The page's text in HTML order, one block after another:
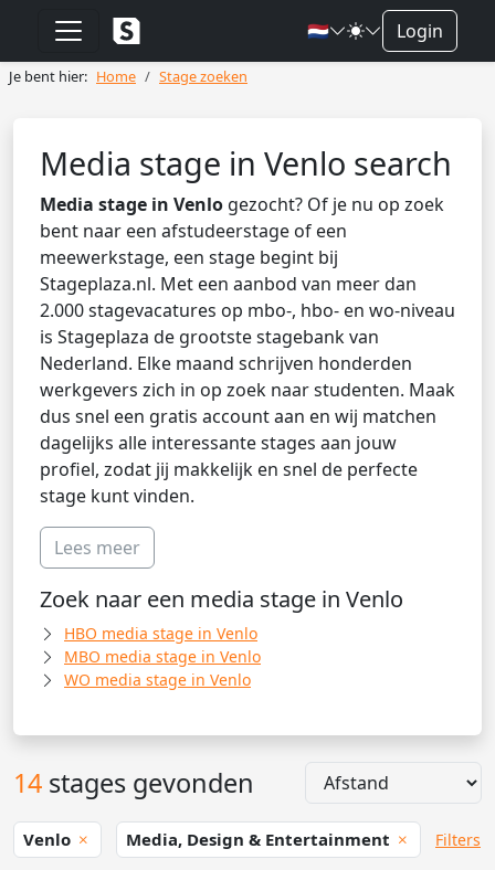
🇳🇱 Login
Je bent hier: Home Stage zoeken
Media stage in Venlo search
Media stage in Venlo gezocht? Of je nu op zoek
bent naar een afstudeerstage of een
meewerkstage, een stage begint bij
Stageplaza.nl. Met een aanbod van meer dan
2.000 stagevacatures op mbo-, hbo- en wo-niveau
is Stageplaza de grootste stagebank van
Nederland. Elke maand schrijven honderden
werkgevers zich in op zoek naar studenten. Maak
dus snel een gratis account aan en wij matchen
dagelijks alle interessante stages aan jouw
profiel, zodat jij makkelijk en snel de perfecte
stage kunt vinden.
Lees meer
Zoek naar een media stage in Venlo
HBO media stage in Venlo
MBO media stage in Venlo
WO media stage in Venlo
14 stages gevonden
Venlo Media, Design & Entertainment
Filters